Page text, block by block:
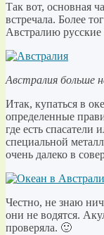
Так вот, основная
встречала. Более
Австралию
Австралия больше
Итак, купаться в
определенные
где есть спасатели
специальной
очень далеко в
Честно, не знаю
они не водятся.
проверяла. 🙂